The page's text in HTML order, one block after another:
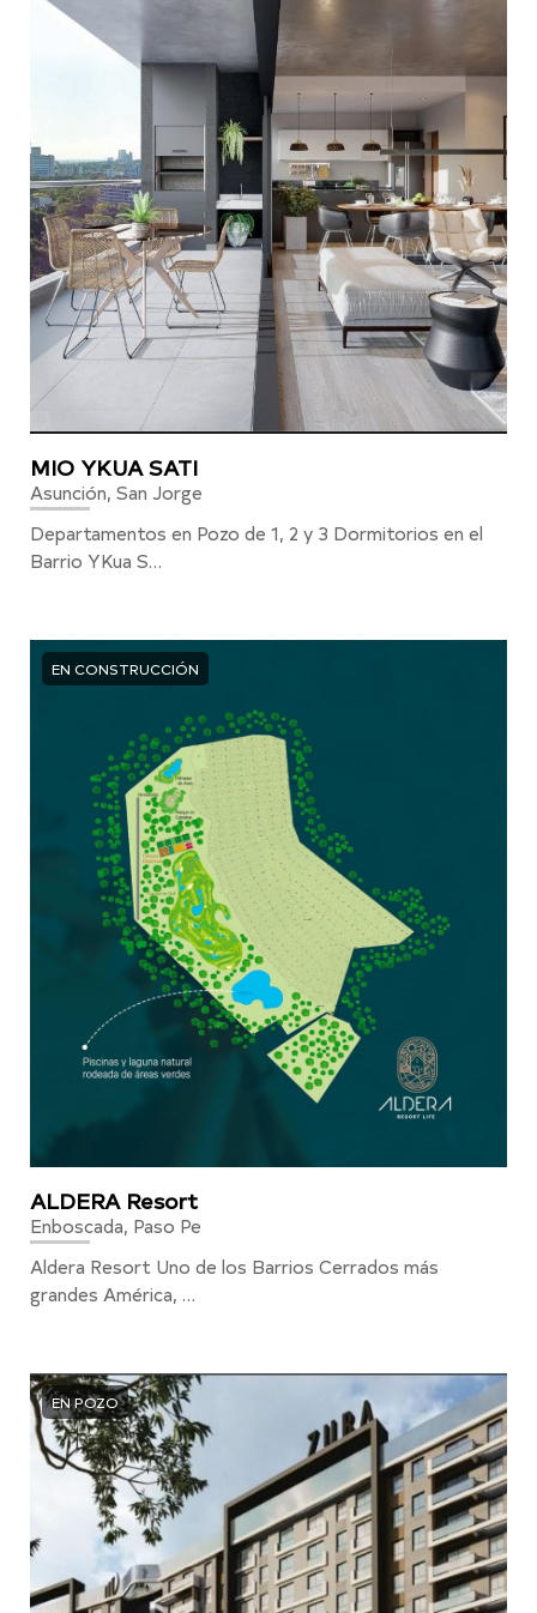
MIO YKUA SATI
Asunción, San Jorge
Departamentos en Pozo de 1, 2 y 3 Dormitorios en el
Barrio YKua S…
EN CONSTRUCCIÓN
ALDERA Resort
Enboscada, Paso Pe
Aldera Resort Uno de los Barrios Cerrados más
grandes América, …
EN POZO